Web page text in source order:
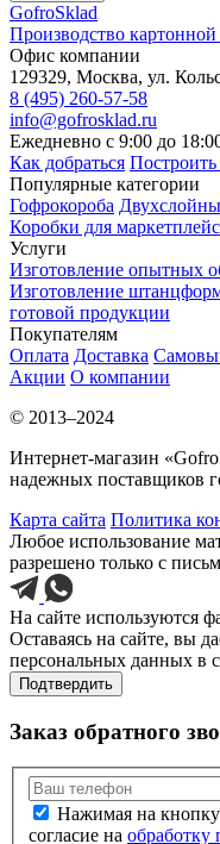
GofroSklad
Производство картонной
Офис компании
129329, Москва, ул.
8 (495) 260-57-58
info@gofrosklad.ru
Ежедневно с 9:00 до
Как добраться
Популярные категории
Гофрокороба
Коробки для
Услуги
Изготовление опытных
Изготовление
готовой продукции
Покупателям
Оплата Доставка
Акции О компании
© 2013–2024
Интернет-магазин
надежных поставщиков
Карта сайта Политика
Любое использование
разрешено только с
На сайте используются
Оставаясь на сайте, вы
персональных данных в
Подтвердить
Заказ обратного
Нажимая на
согласие на обработку